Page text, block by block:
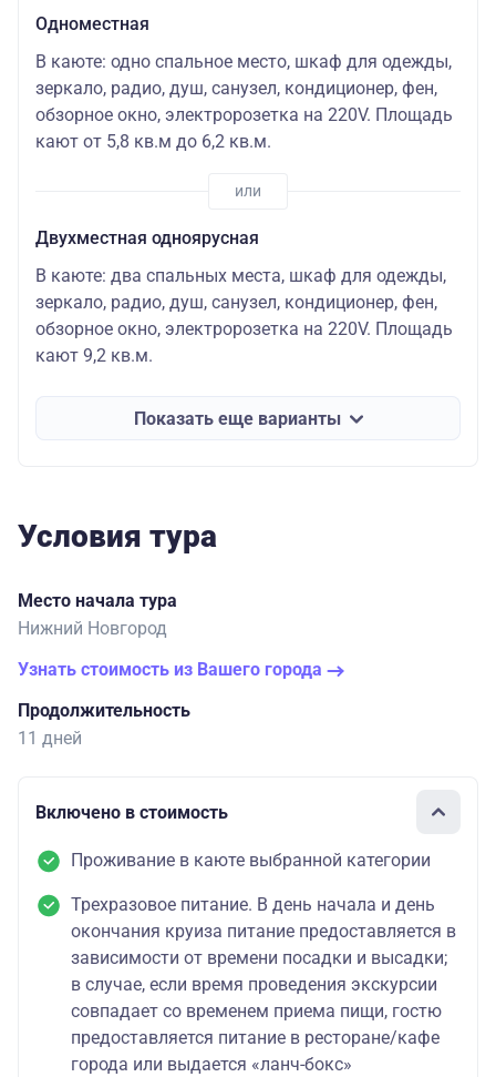
Одноместная
В каюте: одно спальное место, шкаф для одежды,
зеркало, радио, душ, санузел, кондиционер, фен,
обзорное окно, электророзетка на 220V. Площадь
кают от 5,8 кв.м до 6,2 кв.м.
Двухместная одноярусная
В каюте: два спальных места, шкаф для одежды,
зеркало, радио, душ, санузел, кондиционер, фен,
обзорное окно, электророзетка на 220V. Площадь
кают 9,2 кв.м.
Показать еще варианты
Условия тура
Место начала тура
Нижний Новгород
Узнать стоимость из Вашего города
Продолжительность
11 дней
Включено в стоимость
Проживание в каюте выбранной категории
Трехразовое питание. В день начала и день
окончания круиза питание предоставляется в
зависимости от времени посадки и высадки;
в случае, если время проведения экскурсии
совпадает со временем приема пищи, гостю
предоставляется питание в ресторане/кафе
города или выдается «ланч-бокс»